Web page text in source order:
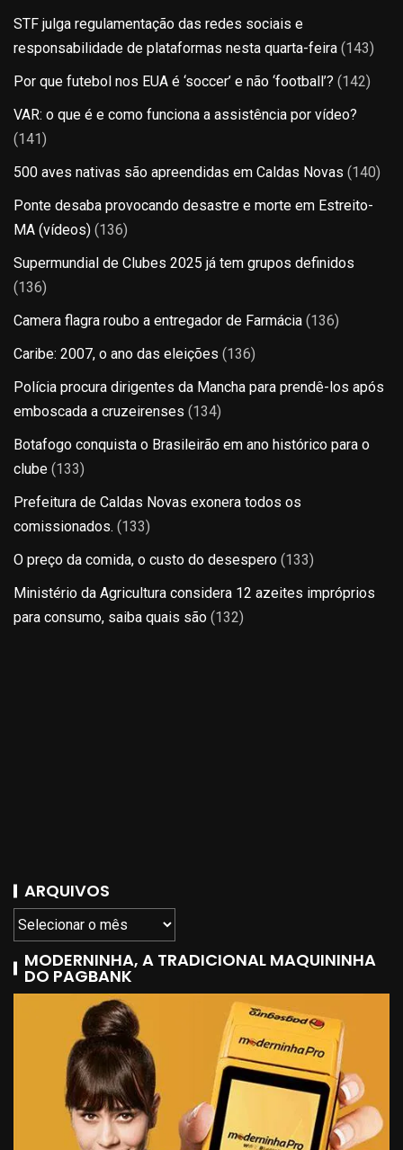
STF julga regulamentação das redes sociais e
responsabilidade de plataformas nesta quarta-feira (143)
Por que futebol nos EUA é ‘soccer’ e não ‘football’? (142)
VAR: o que é e como funciona a assistência por vídeo?
(141)
500 aves nativas são apreendidas em Caldas Novas (140)
Ponte desaba provocando desastre e morte em Estreito-
MA (vídeos) (136)
Supermundial de Clubes 2025 já tem grupos definidos
(136)
Camera flagra roubo a entregador de Farmácia (136)
Caribe: 2007, o ano das eleições (136)
Polícia procura dirigentes da Mancha para prendê-los após
emboscada a cruzeirenses (134)
Botafogo conquista o Brasileirão em ano histórico para o
clube (133)
Prefeitura de Caldas Novas exonera todos os
comissionados. (133)
O preço da comida, o custo do desespero (133)
Ministério da Agricultura considera 12 azeites impróprios
para consumo, saiba quais são (132)
ARQUIVOS
MODERNINHA, A TRADICIONAL MAQUININHA
DO PAGBANK